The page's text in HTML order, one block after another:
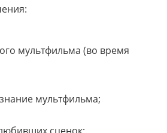
мультфильма (во время
мультфильма;